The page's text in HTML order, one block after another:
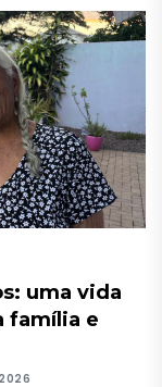
uma vida
família e
2026